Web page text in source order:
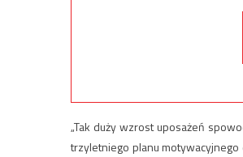
„Tak duży wzrost uposażeń
trzyletniego planu motywacyjnego